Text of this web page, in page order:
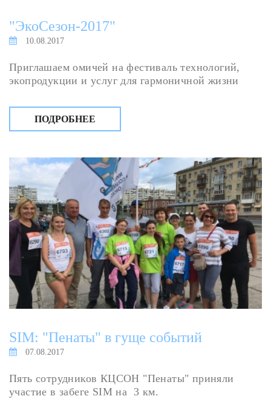
"ЭкоСезон-2017"
10.08.2017
Приглашаем омичей на фестиваль технологий,
экопродукции и услуг для гармоничной жизни
ПОДРОБНЕЕ
SIM: "Пенаты" в гуще событий
07.08.2017
Пять сотрудников КЦСОН "Пенаты" приняли
участие в забеге SIM на 3 км.